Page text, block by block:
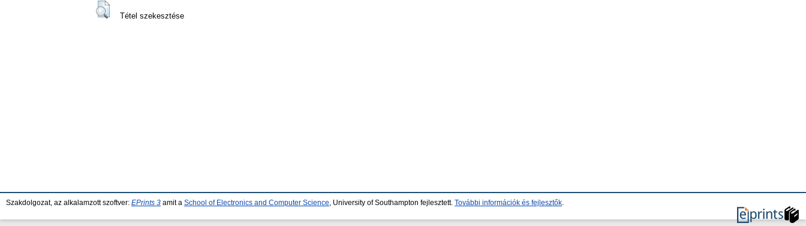
Tétel szekesztése
Szakdolgozat, az alkalamzott szoftver: EPrints 3 amit a School of Electronics and Computer Science , University of Southampton fejlesztett. További információk és fejlesztők